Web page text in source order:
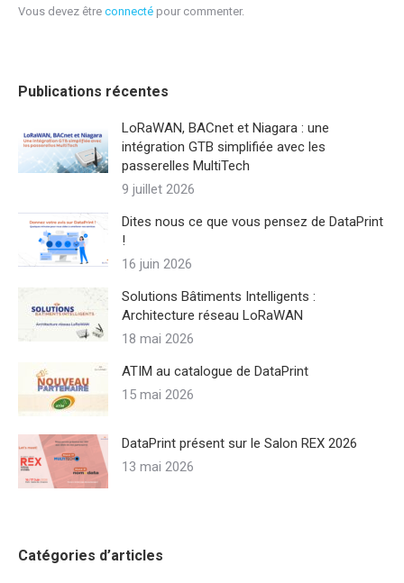
Vous devez être connecté pour commenter.
Publications récentes
LoRaWAN, BACnet et Niagara : une
intégration GTB simplifiée avec les
passerelles MultiTech
9 juillet 2026
Dites nous ce que vous pensez de DataPrint
!
16 juin 2026
Solutions Bâtiments Intelligents :
Architecture réseau LoRaWAN
18 mai 2026
ATIM au catalogue de DataPrint
15 mai 2026
DataPrint présent sur le Salon REX 2026
13 mai 2026
Catégories d’articles